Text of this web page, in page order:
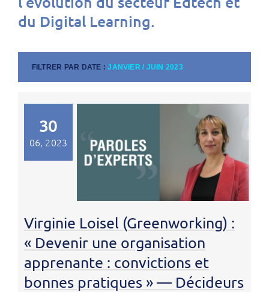
du Digital Learning.
FILTRER PAR DATE :JANVIER / JUIN 2023
30
06, 2023
Virginie Loisel (Greenworking) :
« Devenir une organisation
apprenante : convictions et
bonnes pratiques » — Décideurs